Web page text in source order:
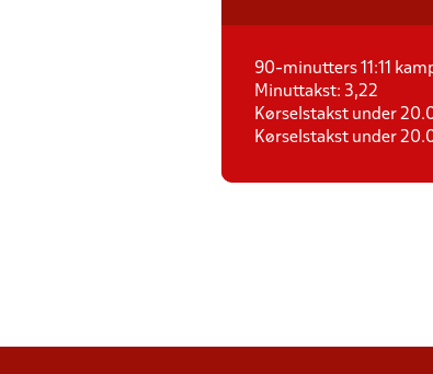
90-minutters 11:11
Minuttakst: 3,22
Kørselstakst under
Kørselstakst under